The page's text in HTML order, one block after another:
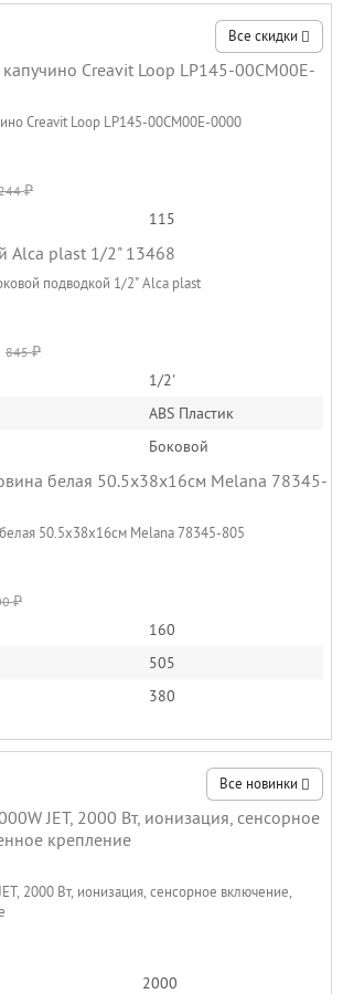
Все скидки
Creavit Loop LP145-00CM00E-0000
₽
115
подводкой 1/2" Alca plast
845₽
1/2'
ABS Пластик
Боковой
50.5х38х16см Melana 78345-805
₽
160
505
380
Все новинки
2000 Вт, ионизация, сенсорное включение,
2000